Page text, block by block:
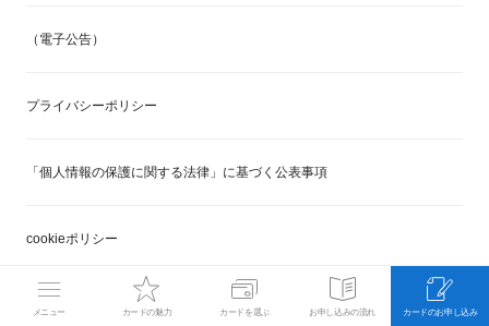
メニュー カードの魅力 カードを選ぶ お申し込みの流れ カードのお申し込み
（電子公告）
プライバシーポリシー
「個人情報の保護に関する法律」に基づく公表事項
cookieポリシー
セキュリティポリシー